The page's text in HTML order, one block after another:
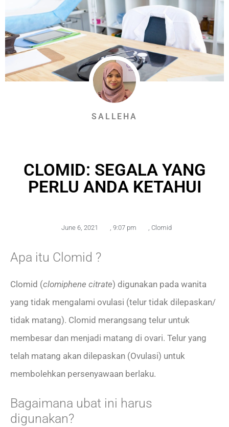
SALLEHA
CLOMID: SEGALA YANG
PERLU ANDA KETAHUI
June 6, 2021 9:07 pm Clomid
Apa itu Clomid ?
Clomid (clomiphene citrate) digunakan pada wanita
yang tidak mengalami ovulasi (telur tidak dilepaskan/
tidak matang). Clomid merangsang telur untuk
membesar dan menjadi matang di ovari. Telur yang
telah matang akan dilepaskan (Ovulasi) untuk
membolehkan persenyawaan berlaku.
Bagaimana ubat ini harus
digunakan?